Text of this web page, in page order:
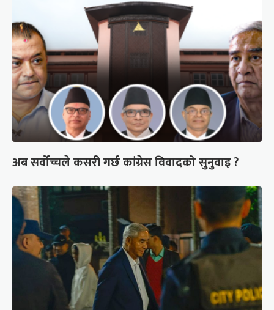
अब सर्वोच्चले कसरी गर्छ कांग्रेस विवादको सुनुवाइ ?